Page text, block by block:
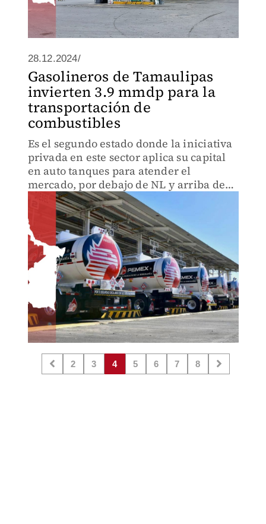
28.12.2024/
Gasolineros de Tamaulipas
invierten 3.9 mmdp para la
transportación de
combustibles
Es el segundo estado donde la iniciativa
privada en este sector aplica su capital
en auto tanques para atender el
mercado, por debajo de NL y arriba de
Veracruz
2 3 4 5 6 7 8